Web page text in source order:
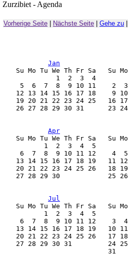
Zurzibiet - Agenda
Vorherige Seite Nächste Seite Gehe zu
Jan
Su Mo Tu We Th Fr Sa   Su
1  2  3  4
5  6  7  8  9 10 11    2
12 13 14 15 16 17 18    9
19 20 21 22 23 24 25   16
26 27 28 29 30 31      23
Apr
Su Mo Tu We Th Fr Sa   Su
1  2  3  4  5
6  7  8  9 10 11 12    4
13 14 15 16 17 18 19   11
20 21 22 23 24 25 26   18
27 28 29 30
Jul
Su Mo Tu We Th Fr Sa   Su
1  2  3  4  5
6  7  8  9 10 11 12    3
13 14 15 16 17 18 19   10
20 21 22 23 24 25 26   17
27 28 29 30 31